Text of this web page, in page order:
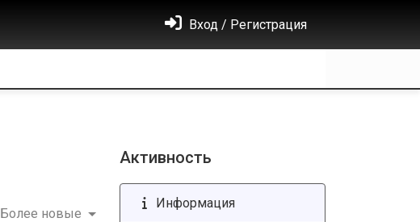
Вход / Регистрация
Более новые
Активность
Информация